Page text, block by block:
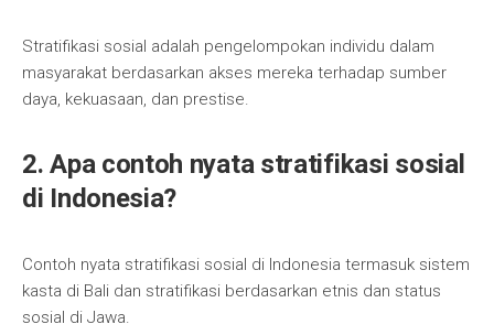
Stratifikasi sosial adalah pengelompokan individu dalam
masyarakat berdasarkan akses mereka terhadap sumber
daya, kekuasaan, dan prestise.
2. Apa contoh nyata stratifikasi sosial
di Indonesia?
Contoh nyata stratifikasi sosial di Indonesia termasuk sistem
kasta di Bali dan stratifikasi berdasarkan etnis dan status
sosial di Jawa.